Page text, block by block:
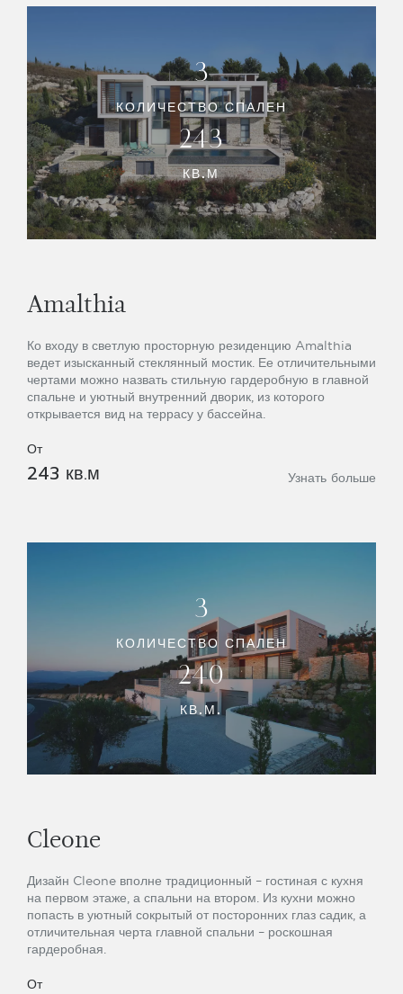
3
КОЛИЧЕСТВО СПАЛЕН
243
КВ.М
Amalthia
Ко входу в светлую просторную резиденцию Amalthia
ведет изысканный стеклянный мостик. Ее отличительными
чертами можно назвать стильную гардеробную в главной
спальне и уютный внутренний дворик, из которого
открывается вид на террасу у бассейна.
От
243 кв.м Узнать больше
3
КОЛИЧЕСТВО СПАЛЕН
240
КВ.М.
Cleone
Дизайн Cleone вполне традиционный – гостиная с кухня
на первом этаже, а спальни на втором. Из кухни можно
попасть в уютный сокрытый от посторонних глаз садик, а
отличительная черта главной спальни – роскошная
гардеробная.
От